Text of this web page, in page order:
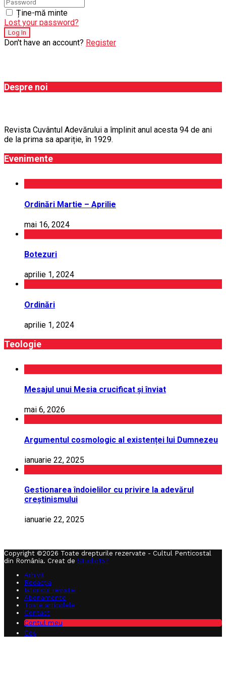
Ține-mă minte
Lost your password?
Don't have an account? Register
Despre noi
Revista Cuvântul Adevărului a împlinit anul acesta 94 de ani
de la prima sa apariție, în 1929.
Evenimente
Ordinări Martie – Aprilie
mai 16, 2024
Botezuri
aprilie 1, 2024
Ordinări
aprilie 1, 2024
Teologie
Mesajul unui Mesia crucificat și înviat
mai 6, 2026
Argumentul cosmologic al existenței lui Dumnezeu
ianuarie 22, 2025
Gestionarea îndoielilor cu privire la adevărul
creștinismului
ianuarie 22, 2025
Copyright ©2026 Toate drepturile rezervate - Cultul Penticostal
din România. Creat de Studio157
Arhivă
Redacția
Istoricul revistei
Abonamente
Toate articolele
Contact
Contul meu
Coș